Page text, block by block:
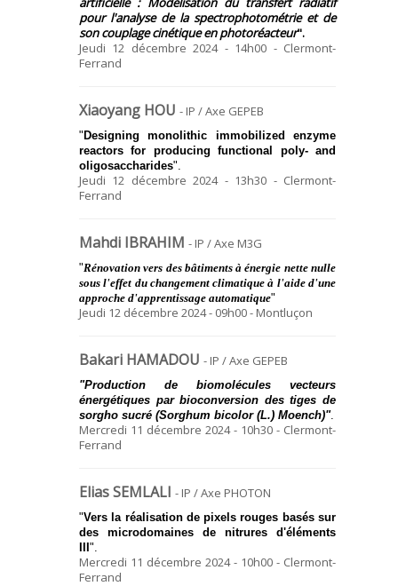
pour l'analyse de la spectrophotométrie et de
son couplage cinétique en photoréacteur".
Jeudi 12 décembre 2024 - 14h00 - Clermont-
Ferrand
Xiaoyang HOU - IP / Axe GEPEB
"Designing monolithic immobilized enzyme
reactors for producing functional poly- and
oligosaccharides".
Jeudi 12 décembre 2024 - 13h30 - Clermont-
Ferrand
Mahdi IBRAHIM - IP / Axe M3G
"Rénovation vers des bâtiments à énergie nette nulle
sous l'effet du changement climatique à l'aide d'une
approche d'apprentissage automatique"
Jeudi 12 décembre 2024 - 09h00 - Montluçon
Bakari HAMADOU - IP / Axe GEPEB
"Production de biomolécules vecteurs
énergétiques par bioconversion des tiges de
sorgho sucré (Sorghum bicolor (L.) Moench)".
Mercredi 11 décembre 2024 - 10h30 - Clermont-
Ferrand
Elias SEMLALI - IP / Axe PHOTON
"Vers la réalisation de pixels rouges basés sur
des microdomaines de nitrures d'éléments
III".
Mercredi 11 décembre 2024 - 10h00 - Clermont-
Ferrand